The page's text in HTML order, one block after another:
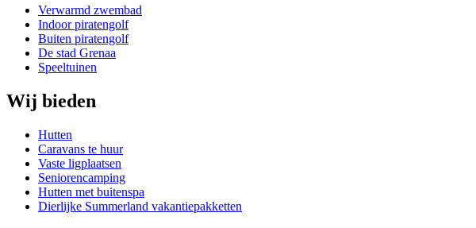
Verwarmd zwembad
Indoor piratengolf
Buiten piratengolf
De stad Grenaa
Speeltuinen
Wij bieden
Hutten
Caravans te huur
Vaste ligplaatsen
Seniorencamping
Hutten met buitenspa
Dierlijke Summerland vakantiepakketten